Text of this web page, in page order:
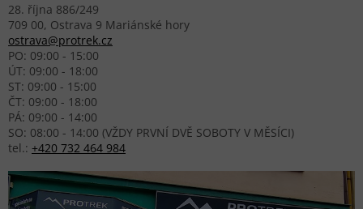
28. října 886/249
709 00, Ostrava 9 Mariánské hory
ostrava@protrek.cz
PO: 09:00 - 15:00
ÚT: 09:00 - 18:00
ST: 09:00 - 15:00
ČT: 09:00 - 18:00
PÁ: 09:00 - 14:00
SO: 08:00 - 14:00 (VŽDY PRVNÍ DVĚ SOBOTY V MĚSÍCI)
tel.: +420 732 464 984